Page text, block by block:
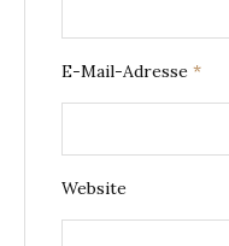
E-Mail-Adresse *
Website